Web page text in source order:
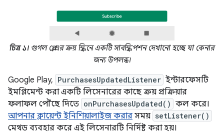
চিত্র ১। গুগল প্লে-এর ক্রয় স্ক্রিনে একটি সাবস্ক্রিপশন দেখানো হচ্ছে যা কেনার
জন্য উপলব্ধ।
Google Play, PurchasesUpdatedListener ইন্টারফেসটি
ইমপ্লিমেন্ট করা একটি লিসেনারের কাছে ক্রয় প্রক্রিয়ার
ফলাফল পৌঁছে দিতে onPurchasesUpdated() কল করে।
আপনার ক্লায়েন্ট ইনিশিয়ালাইজ করার সময় setListener()
মেথড ব্যবহার করে এই লিসেনারটি নির্দিষ্ট করা হয়।